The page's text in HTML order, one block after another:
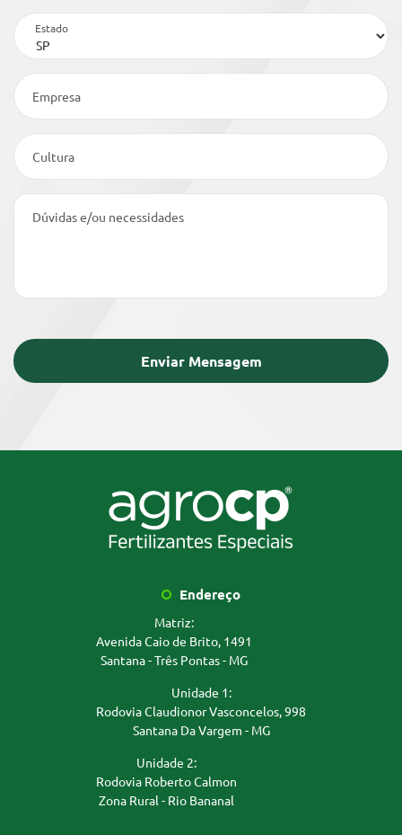
Estado
Empresa
Cultura
Dúvidas e/ou necessidades
Endereço
Matriz:
Avenida Caio de Brito, 1491
Santana - Três Pontas - MG
Unidade 1:
Rodovia Claudionor Vasconcelos, 998
Santana Da Vargem - MG
Unidade 2:
Rodovia Roberto Calmon
Zona Rural - Rio Bananal